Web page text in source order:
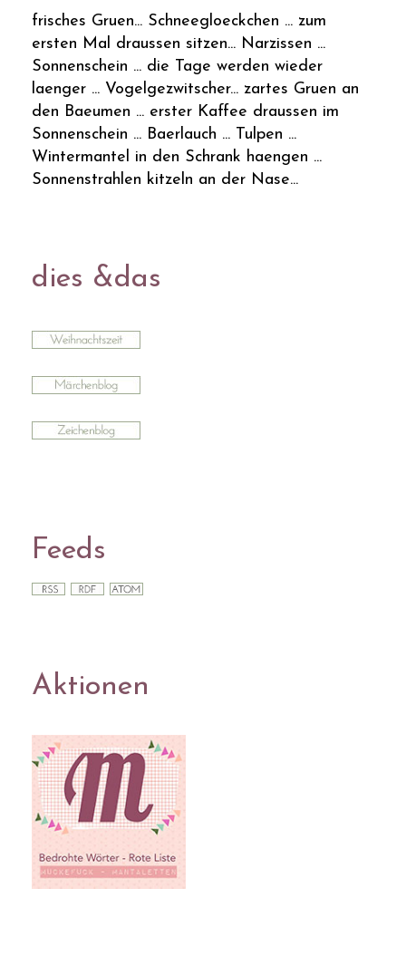
frisches Gruen... Schneegloeckchen ... zum
ersten Mal draussen sitzen... Narzissen ...
Sonnenschein ... die Tage werden wieder
laenger ... Vogelgezwitscher... zartes Gruen an
den Baeumen ... erster Kaffee draussen im
Sonnenschein ... Baerlauch ... Tulpen ...
Wintermantel in den Schrank haengen ...
Sonnenstrahlen kitzeln an der Nase...
dies &das
Feeds
Aktionen